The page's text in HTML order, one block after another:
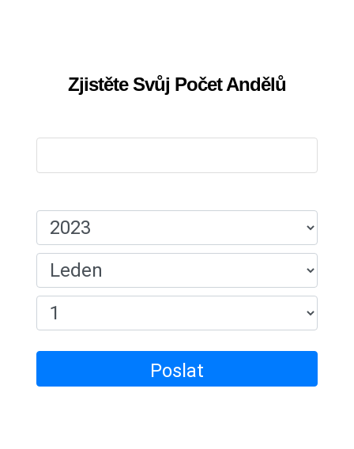
Zjistěte Svůj Počet Andělů
Poslat